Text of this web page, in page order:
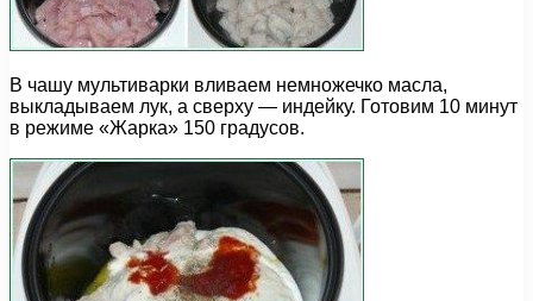
В чашу мультиварки вливаем немножечко масла,
выкладываем лук, а сверху — индейку. Готовим 10 минут
в режиме «Жарка» 150 градусов.